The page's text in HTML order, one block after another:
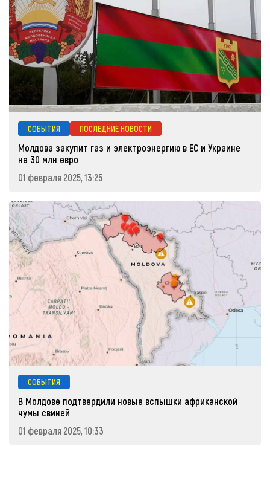
СОБЫТИЯ ПОСЛЕДНИЕ НОВОСТИ
Молдова закупит газ и электроэнергию в ЕС и Украине
на 30 млн евро
01 февраля 2025, 13:25
СОБЫТИЯ
В Молдове подтвердили новые вспышки африканской
чумы свиней
01 февраля 2025, 10:33